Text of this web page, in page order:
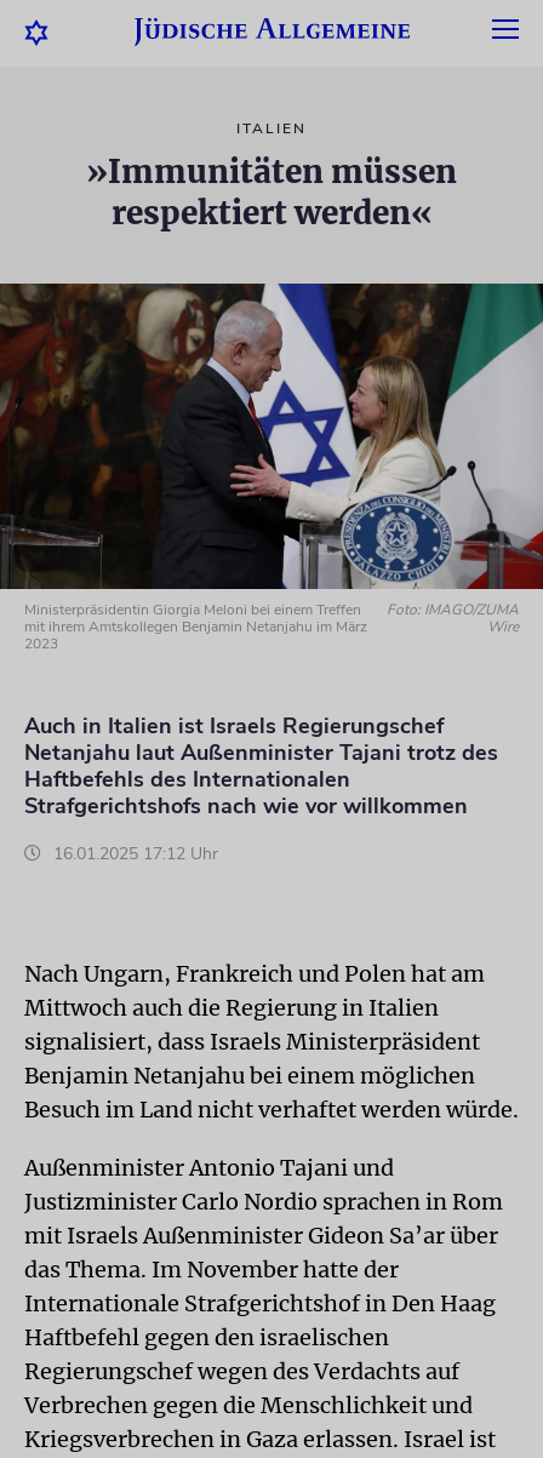
ITALIEN
»Immunitäten müssen
respektiert werden«
Ministerpräsidentin Giorgia Meloni bei einem Treffen
mit ihrem Amtskollegen Benjamin Netanjahu im März
2023
Foto: IMAGO/ZUMA
Wire
Auch in Italien ist Israels Regierungschef
Netanjahu laut Außenminister Tajani trotz des
Haftbefehls des Internationalen
Strafgerichtshofs nach wie vor willkommen
16.01.2025 17:12 Uhr
Nach Ungarn, Frankreich und Polen hat am
Mittwoch auch die Regierung in Italien
signalisiert, dass Israels Ministerpräsident
Benjamin Netanjahu bei einem möglichen
Besuch im Land nicht verhaftet werden würde.
Außenminister Antonio Tajani und
Justizminister Carlo Nordio sprachen in Rom
mit Israels Außenminister Gideon Sa’ar über
das Thema. Im November hatte der
Internationale Strafgerichtshof in Den Haag
Haftbefehl gegen den israelischen
Regierungschef wegen des Verdachts auf
Verbrechen gegen die Menschlichkeit und
Kriegsverbrechen in Gaza erlassen. Israel ist